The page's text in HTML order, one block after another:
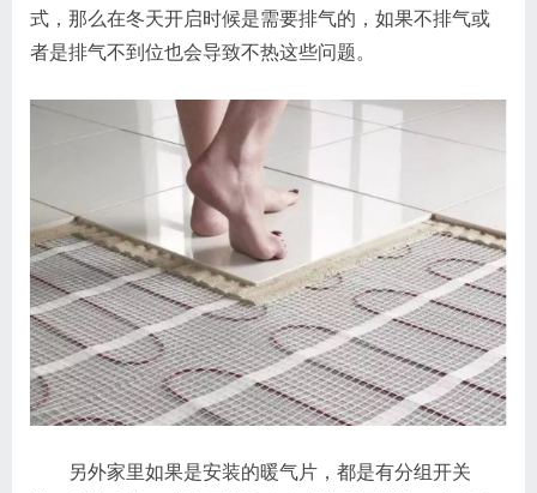
式，那么在冬天开启时候是需要排气的，如果不排气或
者是排气不到位也会导致不热这些问题。
另外家里如果是安装的暖气片，都是有分组开关